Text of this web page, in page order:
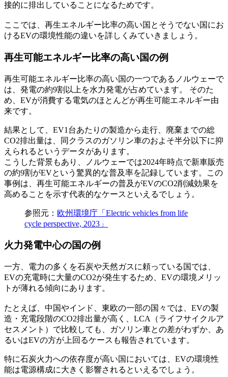
接的に排出していることになるためです。
ここでは、再生エネルギー比率の高い国とそうでない国にお
けるEVの環境性能の違いを詳しくみていきましょう。
再生可能エネルギー比率の高い国の例
再生可能エネルギー比率の高い国の一つであるノルウェーで
は、発電の約9割以上を水力発電が占めています。 そのた
め、EVが消費する電気のほとんどが再生可能エネルギー由
来です。
結果として、EV1台あたりの製造から走行、廃棄までの総
CO2排出量は、同クラスのガソリン車のおよそ半分以下に抑
えられるというデータがあります。
こうした背景もあり、ノルウェーでは2024年時点で新車販売
の約9割がEVという驚異的な普及率を記録しています。この
事例は、再生可能エネルギーの普及がEVのCO2削減効果を
高めることを示す代表的なケースといえるでしょう。
参照元： 欧州環境庁「Electric vehicles from life
cycle perspective, 2023」
火力発電中心の国の例
一方、電力の多くを石炭や天然ガスに頼っている国では、
EVの充電時に大量のCO2が発生するため、EVの環境メリッ
トが薄れる傾向にあります。
たとえば、中国やインド、東欧の一部の国々では、EVの製
造・充電段階のCO2排出量が高く、LCA（ライフサイクルア
セスメント）で比較しても、ガソリン車との差がわずか、あ
るいはEVの方が上回るケースも報告されています。
特に石炭火力への依存度が高い国においては、EVの環境性
能は電源構成に大きく影響されるといえるでしょう。